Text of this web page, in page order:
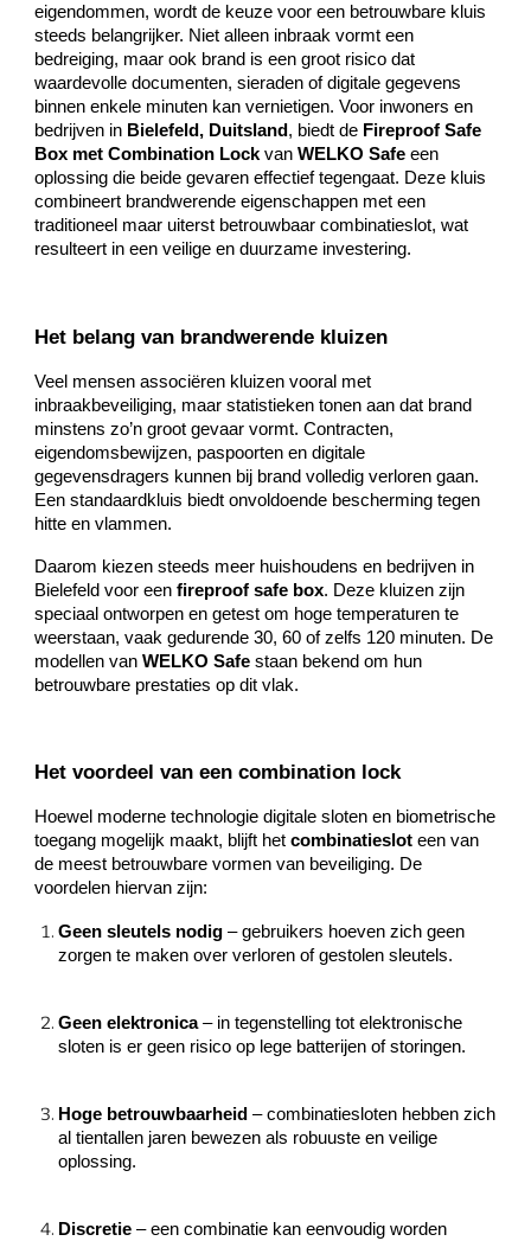
eigendommen, wordt de keuze voor een betrouwbare kluis
steeds belangrijker. Niet alleen inbraak vormt een
bedreiging, maar ook brand is een groot risico dat
waardevolle documenten, sieraden of digitale gegevens
binnen enkele minuten kan vernietigen. Voor inwoners en
bedrijven in Bielefeld, Duitsland , biedt de Fireproof Safe
Box met Combination Lock vanWELKO Safe een
oplossing die beide gevaren effectief tegengaat. Deze kluis
combineert brandwerende eigenschappen met een
traditioneel maar uiterst betrouwbaar combinatieslot, wat
resulteert in een veilige en duurzame investering.
Het belang van brandwerende kluizen
Veel mensen associëren kluizen vooral met
inbraakbeveiliging, maar statistieken tonen aan dat brand
minstens zo’n groot gevaar vormt. Contracten,
eigendomsbewijzen, paspoorten en digitale
gegevensdragers kunnen bij brand volledig verloren gaan.
Een standaardkluis biedt onvoldoende bescherming tegen
hitte en vlammen.
Daarom kiezen steeds meer huishoudens en bedrijven in
Bielefeld voor eenfireproof safe box. Deze kluizen zijn
speciaal ontworpen en getest om hoge temperaturen te
weerstaan, vaak gedurende 30, 60 of zelfs 120 minuten. De
modellen vanWELKO Safe staan bekend om hun
betrouwbare prestaties op dit vlak.
Het voordeel van een combination lock
Hoewel moderne technologie digitale sloten en biometrische
toegang mogelijk maakt, blijft hetcombinatieslot een van
de meest betrouwbare vormen van beveiliging. De
voordelen hiervan zijn:
Geen sleutels nodig – gebruikers hoeven zich geen
zorgen te maken over verloren of gestolen sleutels.
Geen elektronica– in tegenstelling tot elektronische
sloten is er geen risico op lege batterijen of storingen.
Hoge betrouwbaarheid – combinatiesloten hebben zich
al tientallen jaren bewezen als robuuste en veilige
oplossing.
Discretie – een combinatie kan eenvoudig worden